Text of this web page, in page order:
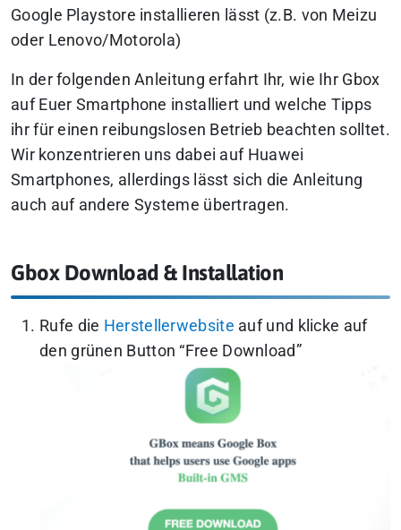
Google Playstore installieren lässt (z.B. von Meizu
oder Lenovo/Motorola)
In der folgenden Anleitung erfahrt Ihr, wie Ihr Gbox
auf Euer Smartphone installiert und welche Tipps
ihr für einen reibungslosen Betrieb beachten solltet.
Wir konzentrieren uns dabei auf Huawei
Smartphones, allerdings lässt sich die Anleitung
auch auf andere Systeme übertragen.
Gbox Download & Installation
Rufe die Herstellerwebsite auf und klicke auf
den grünen Button “Free Download”